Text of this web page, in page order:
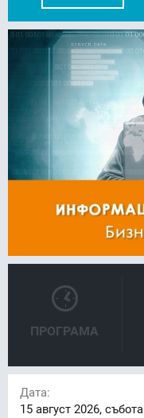
FACEBOOK
ПРОГРАМА
Дата:
15 август 2026, събота